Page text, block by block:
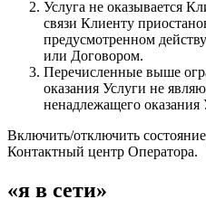
Услуга не оказывается
связи Клиенту
предусмотренном
или Договором.
Перечисленные выше
оказания Услуги не
ненадлежащего оказания
Включить/отключить
Контактный центр Оператора.
«я в сети»